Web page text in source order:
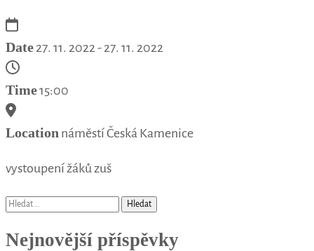
Date 27. 11. 2022 - 27. 11. 2022
Time15:00
Location náměstí Česká Kamenice
vystoupení žáků zuš
Vyhledávání
Nejnovější příspěvky